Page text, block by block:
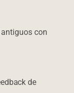
con
de